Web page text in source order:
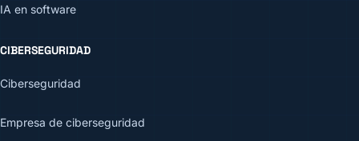
IA en software
CIBERSEGURIDAD
Ciberseguridad
Empresa de ciberseguridad